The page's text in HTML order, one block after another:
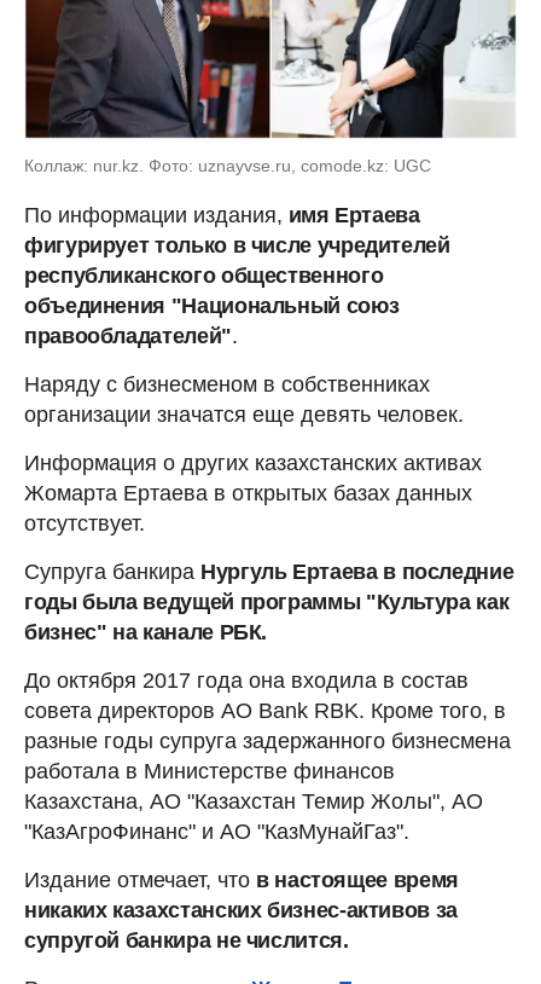
Коллаж: nur.kz. Фото: uznayvse.ru, comode.kz: UGC
По информации издания, имя Ертаева
фигурирует только в числе учредителей
республиканского общественного
объединения "Национальный союз
правообладателей".
Наряду с бизнесменом в собственниках
организации значатся еще девять человек.
Информация о других казахстанских активах
Жомарта Ертаева в открытых базах данных
отсутствует.
Супруга банкира Нургуль Ертаева в последние
годы была ведущей программы "Культура как
бизнес" на канале РБК.
До октября 2017 года она входила в состав
совета директоров АО Bank RBK. Кроме того, в
разные годы супруга задержанного бизнесмена
работала в Министерстве финансов
Казахстана, АО "Казахстан Темир Жолы", АО
"КазАгроФинанс" и АО "КазМунайГаз".
Издание отмечает, что в настоящее время
никаких казахстанских бизнес-активов за
супругой банкира не числится.